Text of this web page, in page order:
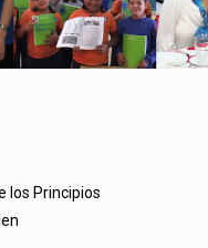
los Principios